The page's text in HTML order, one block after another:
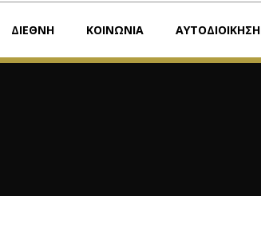
ΔΙΕΘΝΗ ΚΟΙΝΩΝΙΑ ΑΥΤΟΔΙΟΙΚΗΣΗ